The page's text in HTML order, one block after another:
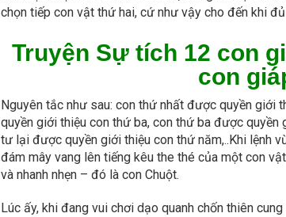
chọn tiếp con vật thứ hai, cứ như vậy cho đến khi
Truyện Sự tích 12 con
con
Nguyên tắc như sau: con thứ nhất được quyền giới
quyền giới thiệu con thứ ba, con thứ ba được
tư lại được quyền giới thiệu con thứ năm,..Khi lệnh
đám mây vang lên tiếng kêu the thé của một con
và nhanh nhẹn – đó là con Chuột.
Lúc ấy, khi đang vui chơi dạo quanh chốn thiên